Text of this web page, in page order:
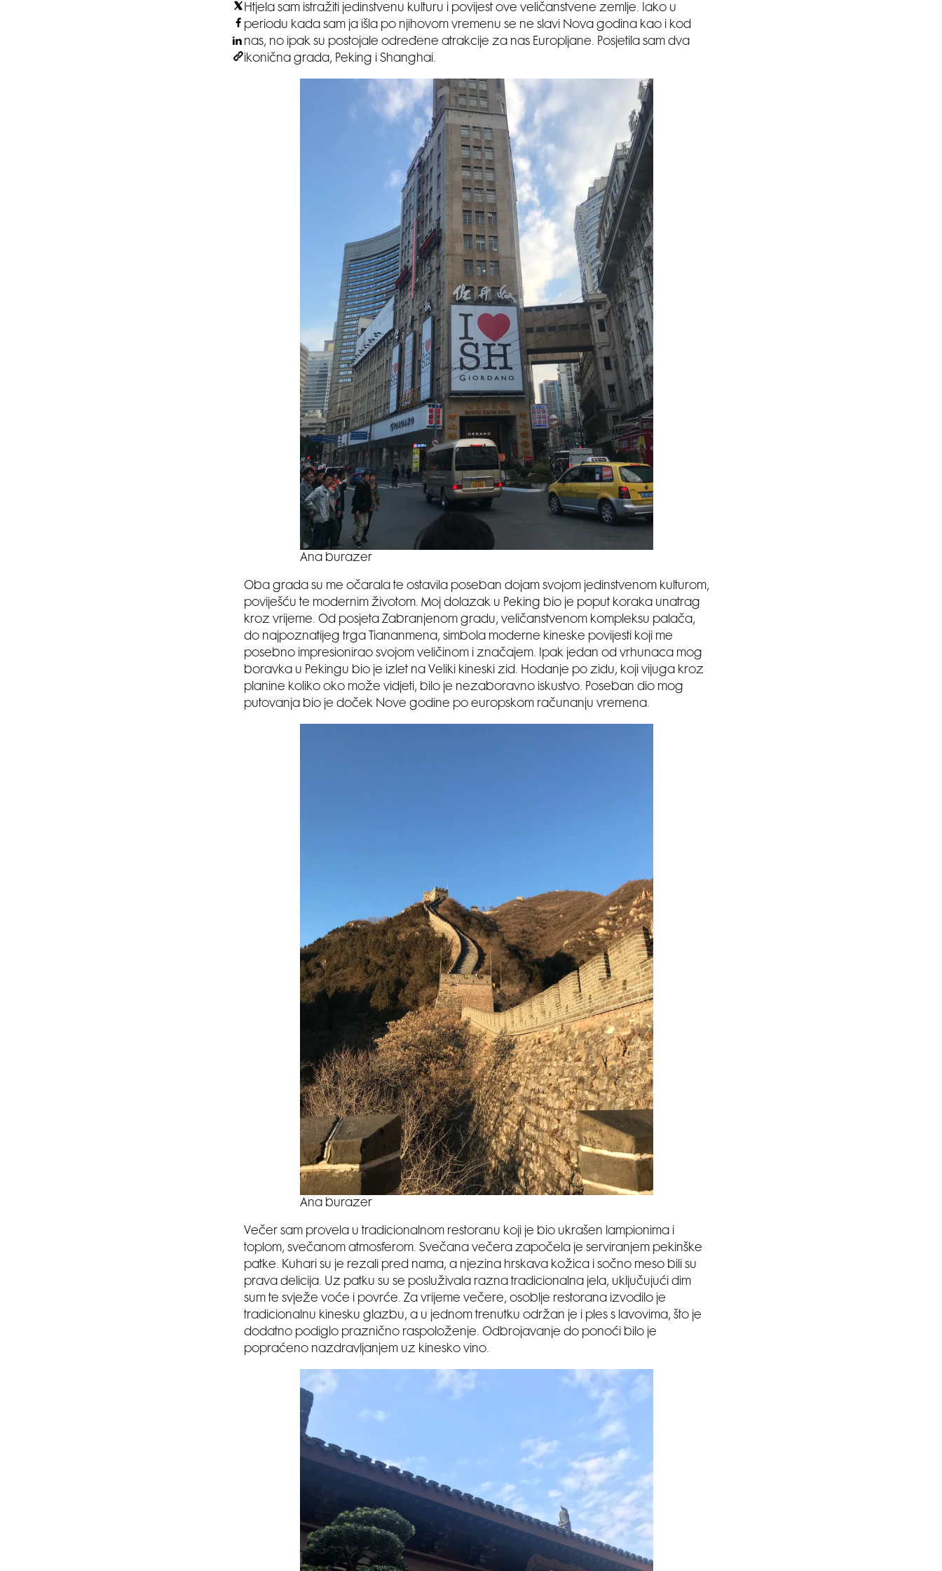
Htjela sam istražiti jedinstvenu kulturu i povijest ove veličanstvene zemlje. Iako u
periodu kada sam ja išla po njihovom vremenu se ne slavi Nova godina kao i kod
nas, no ipak su postojale određene atrakcije za nas Europljane. Posjetila sam dva
ikonična grada, Peking i Shanghai.
Ana burazer
Oba grada su me očarala te ostavila poseban dojam svojom jedinstvenom kulturom,
poviješću te modernim životom. Moj dolazak u Peking bio je poput koraka unatrag
kroz vrijeme. Od posjeta Zabranjenom gradu, veličanstvenom kompleksu palača,
do najpoznatijeg trga Tiananmena, simbola moderne kineske povijesti koji me
posebno impresionirao svojom veličinom i značajem. Ipak jedan od vrhunaca mog
boravka u Pekingu bio je izlet na Veliki kineski zid. Hodanje po zidu, koji vijuga kroz
planine koliko oko može vidjeti, bilo je nezaboravno iskustvo. Poseban dio mog
putovanja bio je doček Nove godine po europskom računanju vremena.
Ana burazer
Večer sam provela u tradicionalnom restoranu koji je bio ukrašen lampionima i
toplom, svečanom atmosferom. Svečana večera započela je serviranjem pekinške
patke. Kuhari su je rezali pred nama, a njezina hrskava kožica i sočno meso bili su
prava delicija. Uz patku su se posluživala razna tradicionalna jela, uključujući dim
sum te svježe voće i povrće. Za vrijeme večere, osoblje restorana izvodilo je
tradicionalnu kinesku glazbu, a u jednom trenutku održan je i ples s lavovima, što je
dodatno podiglo praznično raspoloženje. Odbrojavanje do ponoći bilo je
popraćeno nazdravljanjem uz kinesko vino.